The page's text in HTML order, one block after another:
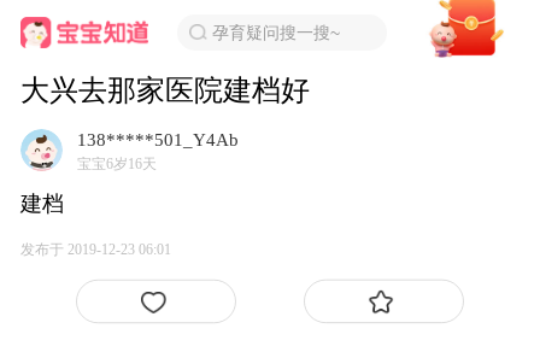
孕育疑问搜一搜~
大兴去那家医院建档好
138*****501_Y4Ab
宝宝6岁16天
建档
发布于 2019-12-23 06:01